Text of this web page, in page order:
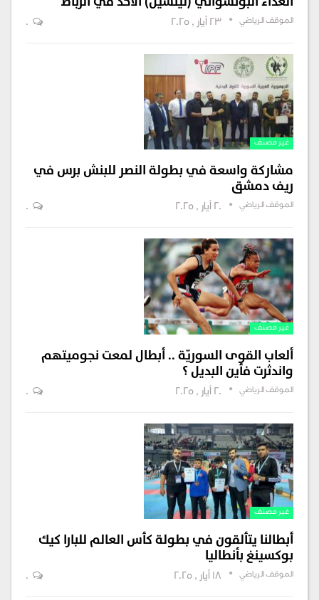
الموقف الرياضي 23 أيار , 2025 0
غير مصنف
مشاركة واسعة في بطولة النصر للبنش برس في
ريف دمشق
الموقف الرياضي 20 أيار , 2025 0
غير مصنف
ألعاب القوى السوريّة .. أبطال لمعت نجوميتهم
واندثرت فأين البديل ؟
الموقف الرياضي 20 أيار , 2025 0
غير مصنف
أبطالنا يتألقون في بطولة كأس العالم للبارا كيك
بوكسينغ بأنطاليا
الموقف الرياضي 18 أيار , 2025 0